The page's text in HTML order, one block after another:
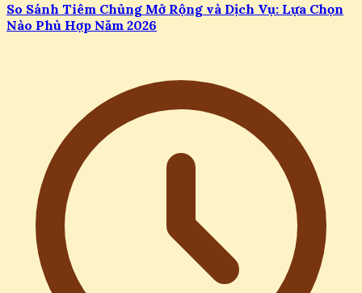
So Sánh Tiêm Chủng Mở Rộng và Dịch Vụ: Lựa Chọn
Nào Phù Hợp Năm 2026